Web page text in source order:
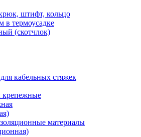
штифт, кольцо
в термоусадке
(скотчлок)
кабельных стяжек
крепежные
материалы